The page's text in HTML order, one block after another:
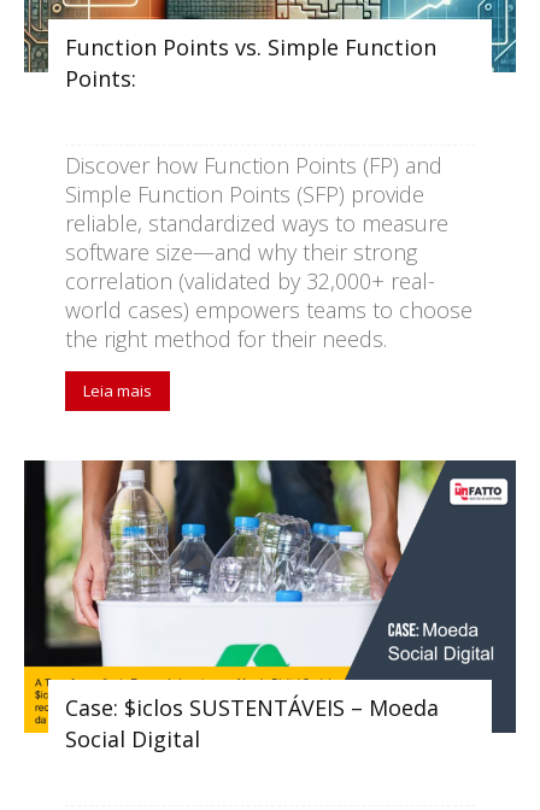
Function Points vs. Simple Function
Points:
Discover how Function Points (FP) and
Simple Function Points (SFP) provide
reliable, standardized ways to measure
software size—and why their strong
correlation (validated by 32,000+ real-
world cases) empowers teams to choose
the right method for their needs.
Leia mais
Case: $iclos SUSTENTÁVEIS – Moeda
Social Digital